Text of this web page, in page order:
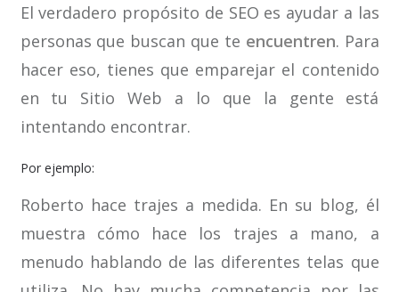
El verdadero propósito de SEO es ayudar a las
personas que buscan que te encuentren. Para
hacer eso, tienes que emparejar el contenido
en tu Sitio Web a lo que la gente está
intentando encontrar.
Por ejemplo:
Roberto hace trajes a medida. En su blog, él
muestra cómo hace los trajes a mano, a
menudo hablando de las diferentes telas que